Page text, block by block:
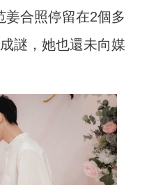
姜合照停留在2個多
謎，她也還未向媒